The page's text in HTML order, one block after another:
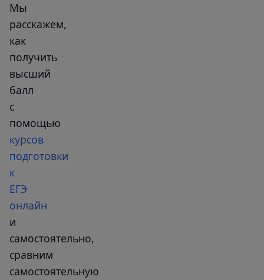
Мы
расскажем,
как
получить
высший
балл
с
помощью
курсов
подготовки
к
ЕГЭ
онлайн
и
самостоятельно,
сравним
самостоятельную